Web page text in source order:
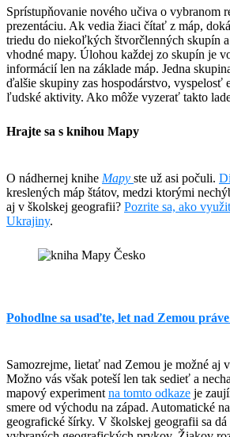
Sprístupňovanie nového učiva o vybranom
prezentáciu. Ak vedia žiaci čítať z máp,
triedu do niekoľkých štvorčlenných skupín
vhodné mapy. Úlohou každej zo skupín je
informácií len na základe máp. Jedna
ďalšie skupiny zas hospodárstvo,
ľudské aktivity. Ako môže vyzerať takto
Hrajte sa s knihou Mapy
O nádhernej knihe Mapy ste už asi počuli.
kreslených máp štátov, medzi ktorými
aj v školskej geografii? Pozrite sa, ako
Ukrajiny.
Pohodlne sa usaďte, let nad Zemou
Samozrejme, lietať nad Zemou je možné
Možno vás však poteší len tak sedieť a
mapový experiment na tomto odkaze je
smere od východu na západ. Automatické
geografické šírky. V školskej geografii sa